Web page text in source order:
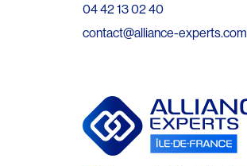
04 42 13 02 40
contact@alliance-experts.com